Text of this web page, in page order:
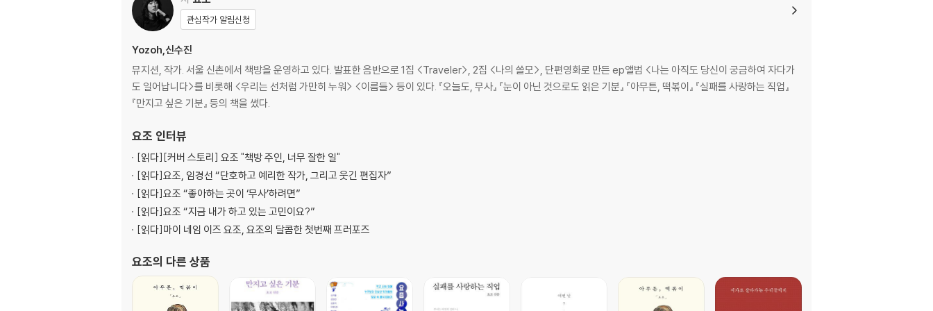
한계에서 다시 시작하는 페미니즘
3장 예술과 우정: 다른 세대, 다른 관점, 같은 우정
예술가들이 쓰는 어려운 말
특이한 우정, 문학의 향연
우리는 왜 예술을 향유할까?
4장 죽음: 우연의 죽음과 필연의 죽음
이제 나는 곧 죽을지도 몰라
죽음에 대한 생각
죽음을 맞이하는 자세
어떻게 죽고 싶나요?
안녕하신가요? “아니요.”
관심작가 알림신청
Yozoh,신수진
뮤지션, 작가. 서울 신촌에서 책방을 운영하고 있다. 발표한 음반으로 1집 <Traveler>, 2집 <나의 쓸모>, 단편영화로 만든 ep앨범 <나는 아직도 당신이 궁금하여 자다가
도 일어납니다>를 비롯해 <우리는 선처럼 가만히 누워> <이름들> 등이 있다. 『오늘도, 무사』 『눈이 아닌 것으로도 읽은 기분』 『아무튼, 떡볶이』 『실패를 사랑하는 직업』
『만지고 싶은 기분』 등의 책을 썼다.
요조 인터뷰
[읽다][커버 스토리] 요조 "책방 주인, 너무 잘한 일"
[읽다]요조, 임경선 “단호하고 예리한 작가, 그리고 웃긴 편집자”
[읽다]요조 “좋아하는 곳이 ‘무사’하려면”
[읽다]요조 “지금 내가 하고 있는 고민이요?”
[읽다]마이 네임 이즈 요조, 요조의 달콤한 첫번째 프러포즈
요조의 다른 상품